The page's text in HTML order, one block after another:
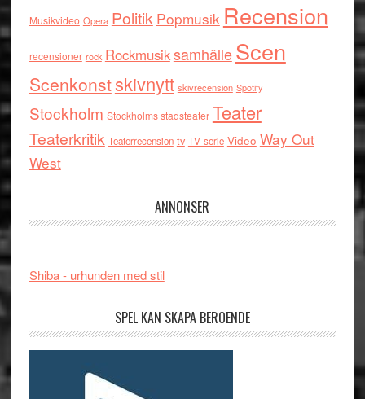
Musikvideo Opera Politik Popmusik Recension
recensioner rock RockmusiksamhälleScen
Scenkonstskivnytt skivrecension Spotify
Stockholm Stockholms stadsteater Teater
Teaterkritik Teaterrecension tv TV-serie Video Way Out
West
ANNONSER
Shiba - urhunden med stil
SPEL KAN SKAPA BEROENDE